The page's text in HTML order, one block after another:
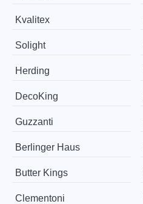
Kvalitex
Solight
Herding
DecoKing
Guzzanti
Berlinger Haus
Butter Kings
Clementoni